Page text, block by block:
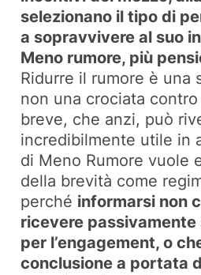
selezionano il tipo di
a sopravvivere al suo
Meno rumore, più
Ridurre il rumore è una
non una crociata
breve, che anzi, può
incredibilmente utile in
di Meno Rumore vuole
della brevità come
perché informarsi non
ricevere
per l’engagement, o
conclusione a portata